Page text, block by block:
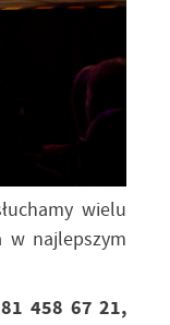
wielu
w najlepszym
458 67 21,